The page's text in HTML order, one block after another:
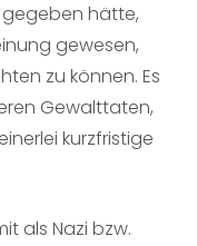
gegeben hätte,
gewesen,
zu können. Es
Gewalttaten,
kurzfristige
als Nazi bzw.